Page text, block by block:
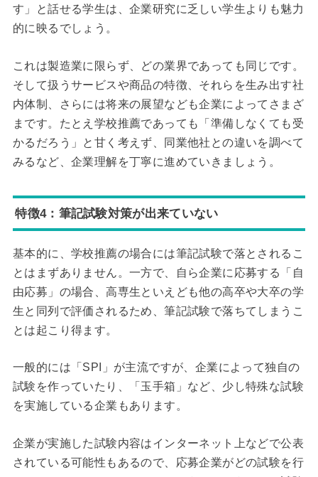
(個人情報利用目的 :
https://www.jaic-g.com/privacy/privacy2.php
※曜日・時間帯によってChatGPTへのアクセスが混みあっている
場合があります。何度か送信して結果が戻らない場合は、 時間
す」と話せる学生は、企業研究に乏しい学生よりも魅力
的に映るでしょう。
これは製造業に限らず、どの業界であっても同じです。
そして扱うサービスや商品の特徴、それらを生み出す社
内体制、さらには将来の展望なども企業によってさまざ
まです。たとえ学校推薦であっても「準備しなくても受
かるだろう」と甘く考えず、同業他社との違いを調べて
みるなど、企業理解を丁寧に進めていきましょう。
特徴4：筆記試験対策が出来ていない
基本的に、学校推薦の場合には筆記試験で落とされるこ
とはまずありません。一方で、自ら企業に応募する「自
由応募」の場合、高専生といえども他の高卒や大卒の学
生と同列で評価されるため、筆記試験で落ちてしまうこ
とは起こり得ます。
一般的には「SPI」が主流ですが、企業によって独自の
試験を作っていたり、「玉手箱」など、少し特殊な試験
を実施している企業もあります。
企業が実施した試験内容はインターネット上などで公表
されている可能性もあるので、応募企業がどの試験を行